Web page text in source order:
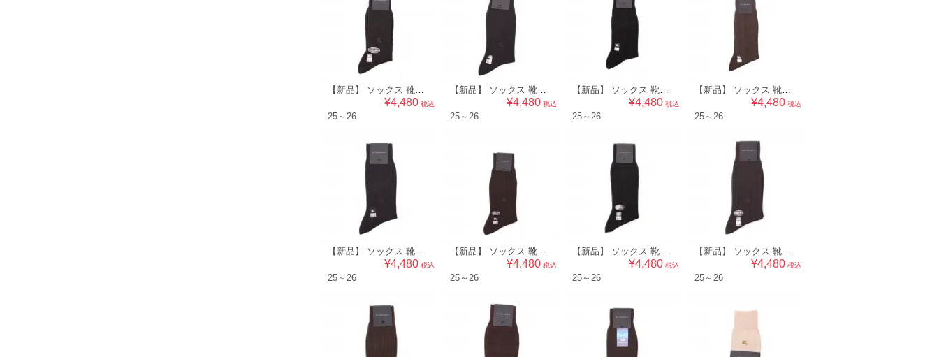
【新品】 ソックス 靴下 25～26 バーバリー 50447 BURBERRY グレー系 メンズ
¥4,480 税込
25～26
【新品】 ソックス 靴下 25～26 バーバリー 50446 BURBERRY ネイビー系 メンズ
¥4,480 税込
25～26
【新品】 ソックス 靴下 25～26 バーバリー 50445 BURBERRY ブラック系 メンズ
¥4,480 税込
25～26
【新品】 ソックス 靴下 25～26 バーバリー 50444 BURBERRY ダークブラウン系 メンズ
¥4,480 税込
25～26
【新品】 ソックス 靴下 25～26 バーバリー 50443 BURBERRY ネイビー系 メンズ
¥4,480 税込
25～26
【新品】 ソックス 靴下 25～26 バーバリー 50441 BURBERRY ダークブラウン系 メンズ
¥4,480 税込
25～26
【新品】 ソックス 靴下 25～26 バーバリー 50440 BURBERRY ブラック系 メンズ
¥4,480 税込
25～26
【新品】 ソックス 靴下 25～26 バーバリー 50439 BURBERRY グレー系 メンズ
¥4,480 税込
25～26